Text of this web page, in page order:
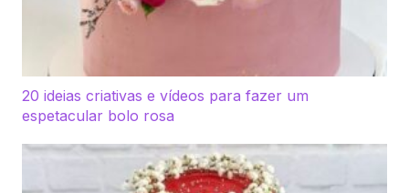
20 ideias criativas e vídeos para fazer um
espetacular bolo rosa